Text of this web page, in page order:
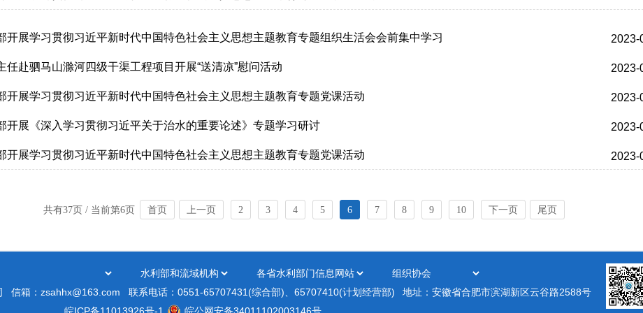
开展学习贯彻习近平新时代中国特色社会主义思想主题教育专题组织生活会会前集中学习 2023-
任赴驷马山滁河四级干渠工程项目开展“送清凉”慰问活动 2023-
开展学习贯彻习近平新时代中国特色社会主义思想主题教育专题党课活动 2023-
开展《深入学习贯彻习近平关于治水的重要论述》专题学习研讨 2023-
开展学习贯彻习近平新时代中国特色社会主义思想主题教育专题党课活动 2023-
共有37页 / 当前第6页 首页 上一页 2 3 4 5 6 7 8 9 10 下一页 尾页
信箱：zsahhx@163.com 联系电话：0551-65707431(综合部)、65707410(计划经营部)
地址：安徽省合肥市滨湖新区云谷路2588号
皖ICP备11013926号-1
皖公网安备34011102003146号